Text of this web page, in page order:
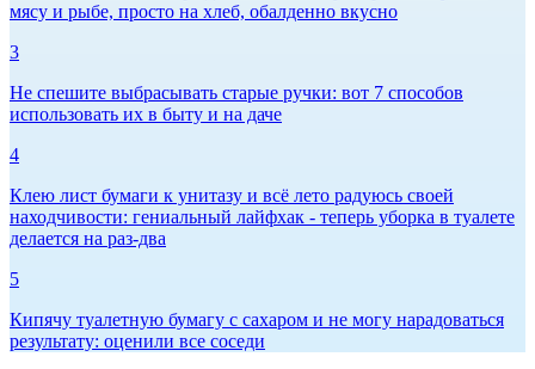
мясу и рыбе, просто на хлеб, обалденно вкусно
3
Не спешите выбрасывать старые ручки: вот 7 способов
использовать их в быту и на даче
4
Клею лист бумаги к унитазу и всё лето радуюсь своей
находчивости: гениальный лайфхак - теперь уборка в туалете
делается на раз-два
5
Кипячу туалетную бумагу с сахаром и не могу нарадоваться
результату: оценили все соседи